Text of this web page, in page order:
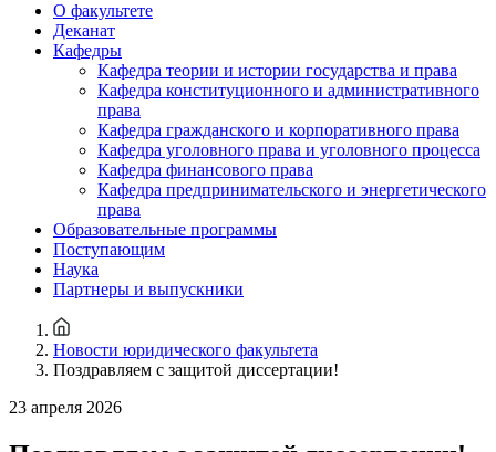
О факультете
Деканат
Кафедры
Кафедра теории и истории государства и права
Кафедра конституционного и административного
права
Кафедра гражданского и корпоративного права
Кафедра уголовного права и уголовного процесса
Кафедра финансового права
Кафедра предпринимательского и энергетического
права
Образовательные программы
Поступающим
Наука
Партнеры и выпускники
Новости юридического факультета
Поздравляем с защитой диссертации!
23 апреля 2026